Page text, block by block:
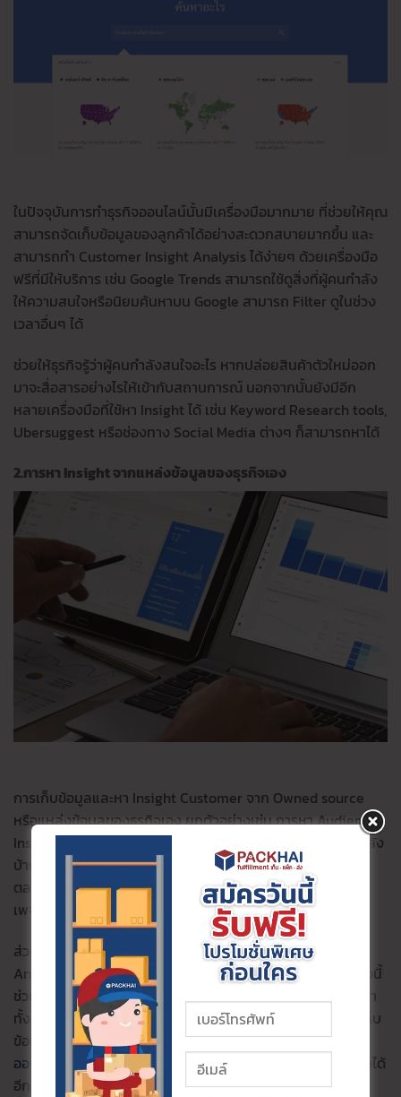
ในปัจจุบันการทำธุรกิจออนไลน์นั้นมีเครื่องมือมากมาย ที่ช่วยให้คุณ
สามารถจัดเก็บข้อมูลของลูกค้าได้อย่างสะดวกสบายมากขึ้น และ
สามารถทำ Customer Insight Analysis ได้ง่ายๆ ด้วยเครื่องมือ
ฟรีที่มีให้บริการ เช่น Google Trends สามารถใช้ดูสิ่งที่ผู้คนกำลัง
ให้ความสนใจหรือนิยมค้นหาบน Google สามารถ Filter ดูในช่วง
เวลาอื่นๆ ได้
ช่วยให้ธุรกิจรู้ว่าผู้คนกำลังสนใจอะไร หากปล่อยสินค้าตัวใหม่ออก
มาจะสื่อสารอย่างไรให้เข้ากับสถานการณ์ นอกจากนั้นยังมีอีก
หลายเครื่องมือที่ใช้หา Insight ได้ เช่น Keyword Research tools,
Ubersuggest หรือช่องทาง Social Media ต่างๆ ก็สามารถหาได้
2.การหา Insight จากแหล่งข้อมูลของธุรกิจเอง
การเก็บข้อมูลและหา Insight Customer จาก Owned source
หรือแหล่งข้อมูลของธุรกิจเอง ยกตัวอย่างเช่น การหา Audience
Insight จากเพจ Facebook ของธุรกิจด้วยเครื่องมือวิเคราะห์หลัง
บ้าน ไม่ว่าจะเอาไว้สร้างปฏิสัมพันธ์กับลูกค้าหรือมีไว้เพื่อทำการ
ตลาดในด้านอื่นๆ โดย Insight ที่สามารถเก็บได้ จะมีทั้งยอดไลค์
เพจ ยอด
ยอด Reach และยอด Engagement
ส่วนอีกแหล่งข้อมูลที่ได้รับความนิยม ก็คือการใช้ Google
Analytics ในการวิเคราะห์ข้อมูลจากเว็บไซต์ของธุรกิจ เครื่องมือนี้
ช่วยให้เราได้ Customer Insight ซึ่งเป็น User บนเว็บไซต์ของเรา
ทั้งหมดจึงรู้พฤติกรรมของพวกเขาได้ นอกจากนี้ก็ยังสามารถเก็บ
ข้อมูลและ Insight ของลูกค้าได้ ผ่านระบบCRMระบบขายของ
ออนไลน์
หรือระบบจัดการออเดอร์ ที่เป็น
ของธุรกิจได้
อีกด้วย